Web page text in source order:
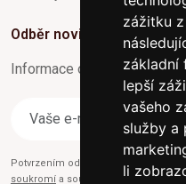
zážitku
základní
lepší
vašeho
služby a
li
Odběr novinek
Informace o Novinkách a
Potvrzením odběru současně
soukromí a současně nám